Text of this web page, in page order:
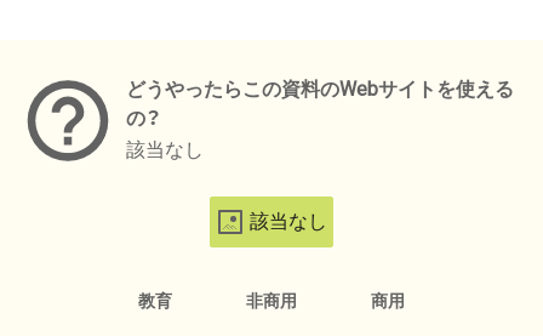
どうやったらこの資料のWebサイトを使える
の？
該当なし
該当なし
教育 非商用 商用